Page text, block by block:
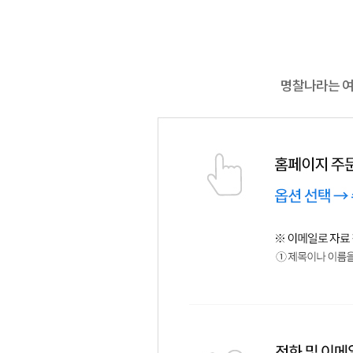
명찰나라는